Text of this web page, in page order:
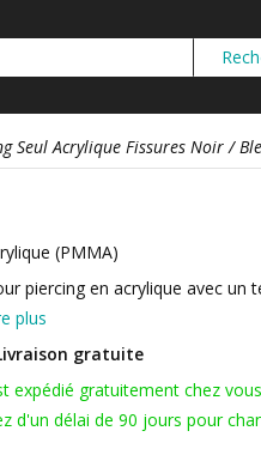
Seul Acrylique Fissures Noir /
(PMMA)
piercing en acrylique avec un
plus
gratuite
expédié gratuitement chez
d'un délai de 90 jours pour